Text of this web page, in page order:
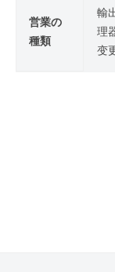
営業の
種類
輸
理
变